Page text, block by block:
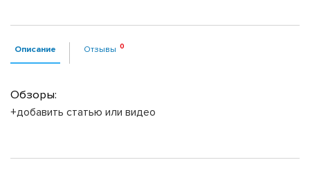
Описание Отзывы
Обзоры:
+добавить статью или видео